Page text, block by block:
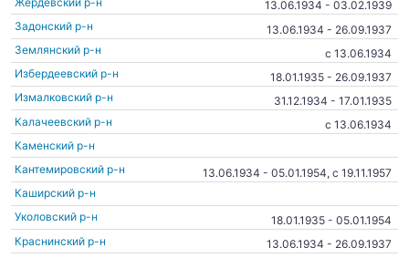
13.06.1934 - 03.02.1939
Задонский р-н
13.06.1934 - 26.09.1937
Землянский р-н
c 13.06.1934
Избердеевский р-н
18.01.1935 - 26.09.1937
Измалковский р-н
31.12.1934 - 17.01.1935
Калачеевский р-н
c 13.06.1934
Каменский р-н
Кантемировский р-н
13.06.1934 - 05.01.1954, c 19.11.1957
Каширский р-н
Уколовский р-н
18.01.1935 - 05.01.1954
Краснинский р-н
13.06.1934 - 26.09.1937